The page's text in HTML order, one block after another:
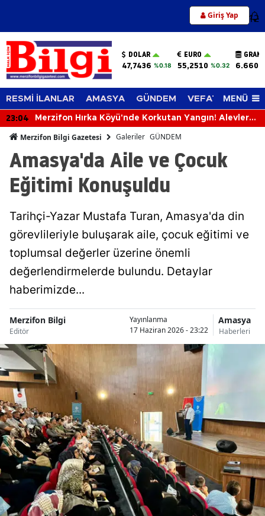
Giriş Yap 12
DOLAR
47,7436 %0.18
EURO
55,2510 %0.32
RESMİ İLANLAR AMASYA GÜNDEM VEFAT EDENLER
MENÜ
22:54
Amasya’da Otizmli Asilhan’ın Kur’an Azmi
Merzifon Bilgi Gazetesi Galeriler GÜNDEM
Amasya'da Aile ve Çocuk
Eğitimi Konuşuldu
Tarihçi-Yazar Mustafa Turan, Amasya'da din
görevlileriyle buluşarak aile, çocuk eğitimi ve
toplumsal değerler üzerine önemli
değerlendirmelerde bulundu. Detaylar
haberimizde...
Merzifon Bilgi
Editör
Yayınlanma
17 Haziran 2026 - 23:22
Amasya
Haberleri